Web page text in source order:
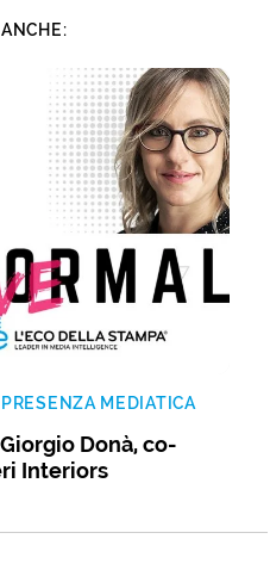
MEDIATICA
Donà, co-
Interiors